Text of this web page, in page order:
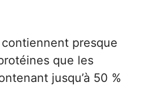
presque
que les
jusqu’à 50 %